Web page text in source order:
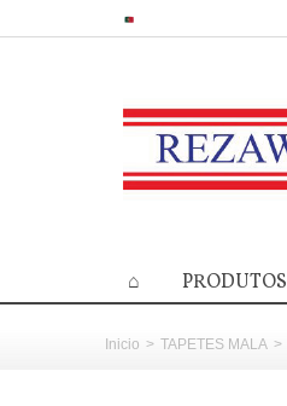
PRODUTOS
Inicio > TAPETES MALA >